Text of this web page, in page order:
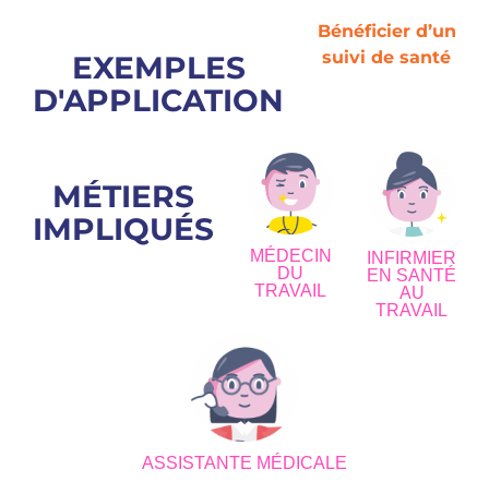
EXEMPLES
D'APPLICATION
Bénéficier d’un
suivi de santé
MÉTIERS
IMPLIQUÉS
MÉDECIN
DU
TRAVAIL
INFIRMIER
EN SANTÉ
AU
TRAVAIL
ASSISTANTE MÉDICALE